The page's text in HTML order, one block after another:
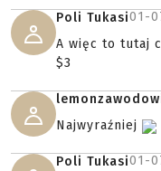
Poli Tukasi01-
A więc to tutaj
$3
Najwyraźniej
Poli Tukasi01-